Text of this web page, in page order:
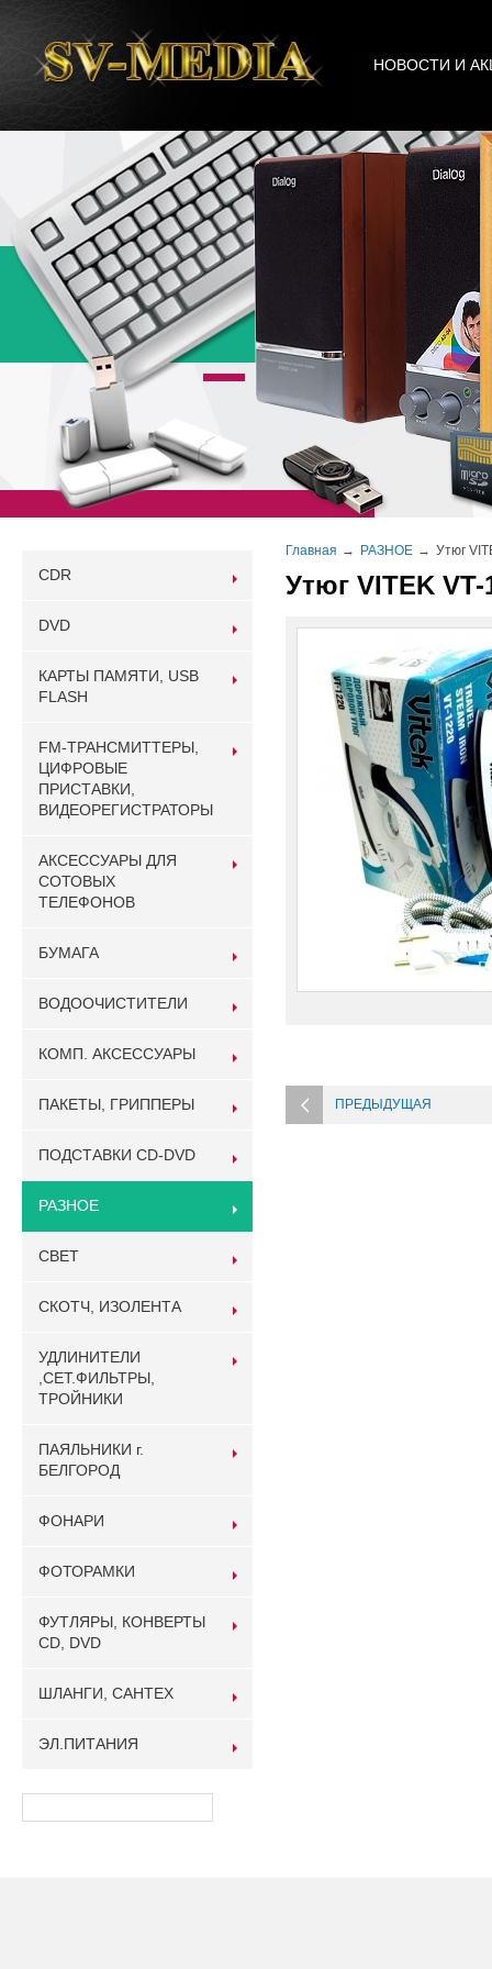
НОВОСТИ И
Главная РАЗНОЕ Утюг
Утюг VITEK
ПРЕДЫДУЩАЯ
CDR
DVD
КАРТЫ ПАМЯТИ, USB
FLASH
FM-ТРАНСМИТТЕРЫ,
ЦИФРОВЫЕ
ПРИСТАВКИ,
ВИДЕОРЕГИСТРАТОРЫ
АКСЕССУАРЫ ДЛЯ
СОТОВЫХ
ТЕЛЕФОНОВ
БУМАГА
ВОДООЧИСТИТЕЛИ
КОМП. АКСЕССУАРЫ
ПАКЕТЫ, ГРИППЕРЫ
ПОДСТАВКИ CD-DVD
РАЗНОЕ
СВЕТ
СКОТЧ, ИЗОЛЕНТА
УДЛИНИТЕЛИ
,СЕТ.ФИЛЬТРЫ,
ТРОЙНИКИ
ПАЯЛЬНИКИ г.
БЕЛГОРОД
ФОНАРИ
ФОТОРАМКИ
ФУТЛЯРЫ, КОНВЕРТЫ
CD, DVD
ШЛАНГИ, САНТЕХ
ЭЛ.ПИТАНИЯ